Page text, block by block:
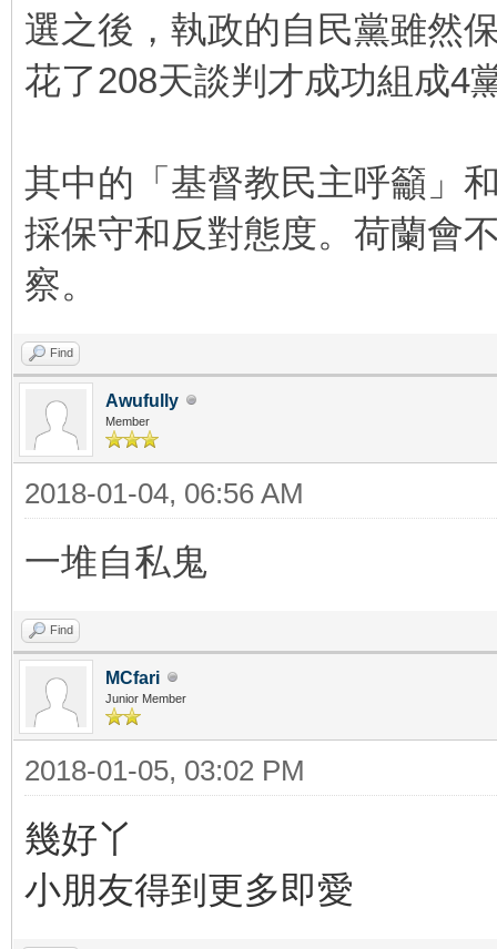
選之後，執政的自民黨雖然
花了208天談判才成功組成4
其中的「基督教民主呼籲」
採保守和反對態度。荷蘭會
察。
Find
Awufully
Member
2018-01-04, 06:56 AM
一堆自私鬼
Find
MCfari
Junior Member
2018-01-05, 03:02 PM
幾好丫
小朋友得到更多即愛